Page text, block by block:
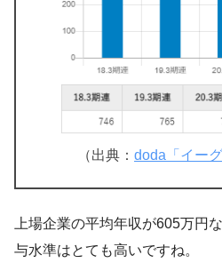
（出典： doda「イー
上場企業の平均年収が605万円
与水準はとても高いですね。